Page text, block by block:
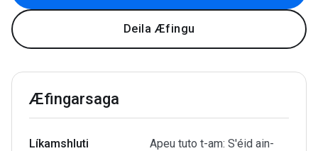
Deila Æfingu
Æfingarsaga
Líkamshluti
Apeu tuto t-am: S'éid ain-